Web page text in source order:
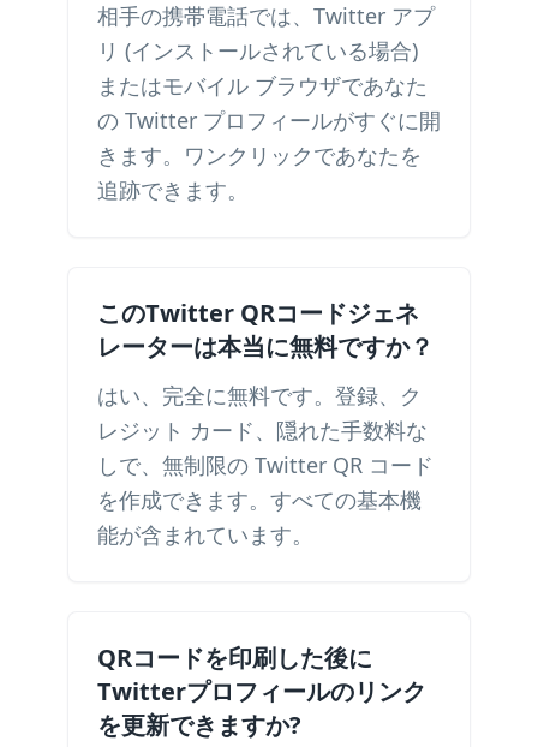
相手の携帯電話では、Twitter アプ
リ (インストールされている場合)
またはモバイル ブラウザであなた
の Twitter プロフィールがすぐに開
きます。ワンクリックであなたを
追跡できます。
このTwitter QRコードジェネ
レーターは本当に無料ですか？
はい、完全に無料です。登録、ク
レジット カード、隠れた手数料な
しで、無制限の Twitter QR コード
を作成できます。すべての基本機
能が含まれています。
QRコードを印刷した後に
Twitterプロフィールのリンク
を更新できますか?